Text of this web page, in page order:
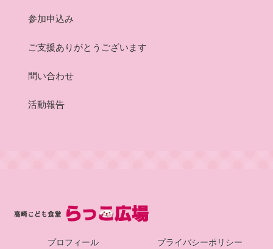
参加申込み
ご支援ありがとうございます
問い合わせ
活動報告
プロフィール プライバシーポリシー